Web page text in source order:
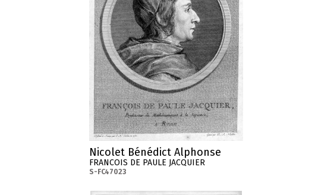
Nicolet Bénédict Alphonse
FRANCOIS DE PAULE JACQUIER
S-FC47023